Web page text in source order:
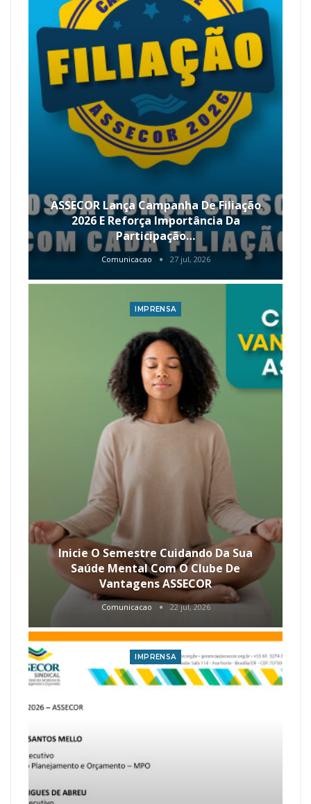
ASSECOR Lança Campanha De Filiação
2026 E Reforça Importância Da
Participação…
Comunicacao 27 jul, 2026
IMPRENSA
Inicie O Semestre Cuidando Da Sua
Saúde Mental Com O Clube De
Vantagens ASSECOR
Comunicacao 22 jul, 2026
IMPRENSA